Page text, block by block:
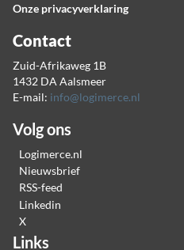
Onze privacyverklaring
Contact
Zuid-Afrikaweg 1B
1432 DA Aalsmeer
E-mail: info@logimerce.nl
Volg ons
Logimerce.nl
Nieuwsbrief
RSS-feed
Linkedin
X
Links